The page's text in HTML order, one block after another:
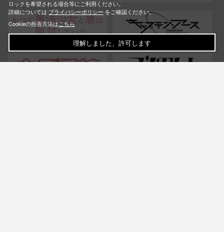
ロックを希望される場合等にご利用ください。
詳細については プライバシーポリシー をご確認ください。
Cookieの拒否方法はこちら
理解しました、許可します